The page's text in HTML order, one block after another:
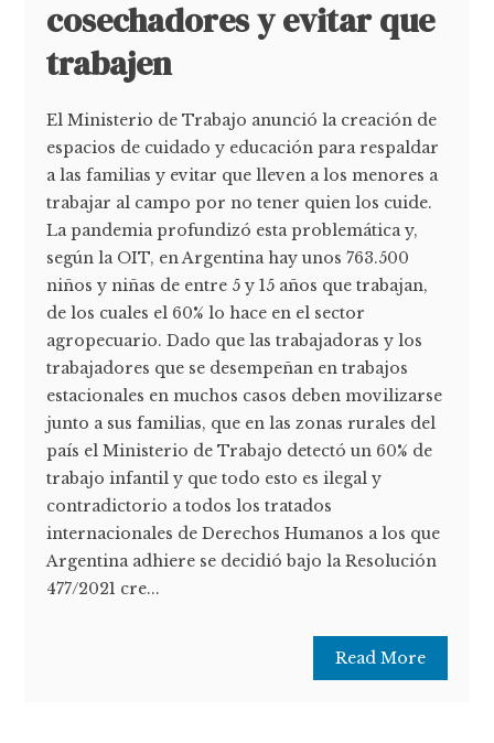
cosechadores y evitar que
trabajen
El Ministerio de Trabajo anunció la creación de
espacios de cuidado y educación para respaldar
a las familias y evitar que lleven a los menores a
trabajar al campo por no tener quien los cuide.
La pandemia profundizó esta problemática y,
según la OIT, en Argentina hay unos 763.500
niños y niñas de entre 5 y 15 años que trabajan,
de los cuales el 60% lo hace en el sector
agropecuario. Dado que las trabajadoras y los
trabajadores que se desempeñan en trabajos
estacionales en muchos casos deben movilizarse
junto a sus familias, que en las zonas rurales del
país el Ministerio de Trabajo detectó un 60% de
trabajo infantil y que todo esto es ilegal y
contradictorio a todos los tratados
internacionales de Derechos Humanos a los que
Argentina adhiere se decidió bajo la Resolución
477/2021 cre...
Read More